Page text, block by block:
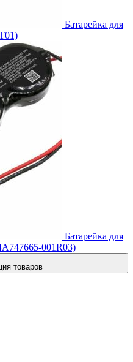
Батарейка для
Батарейка для
001R03)
товаров